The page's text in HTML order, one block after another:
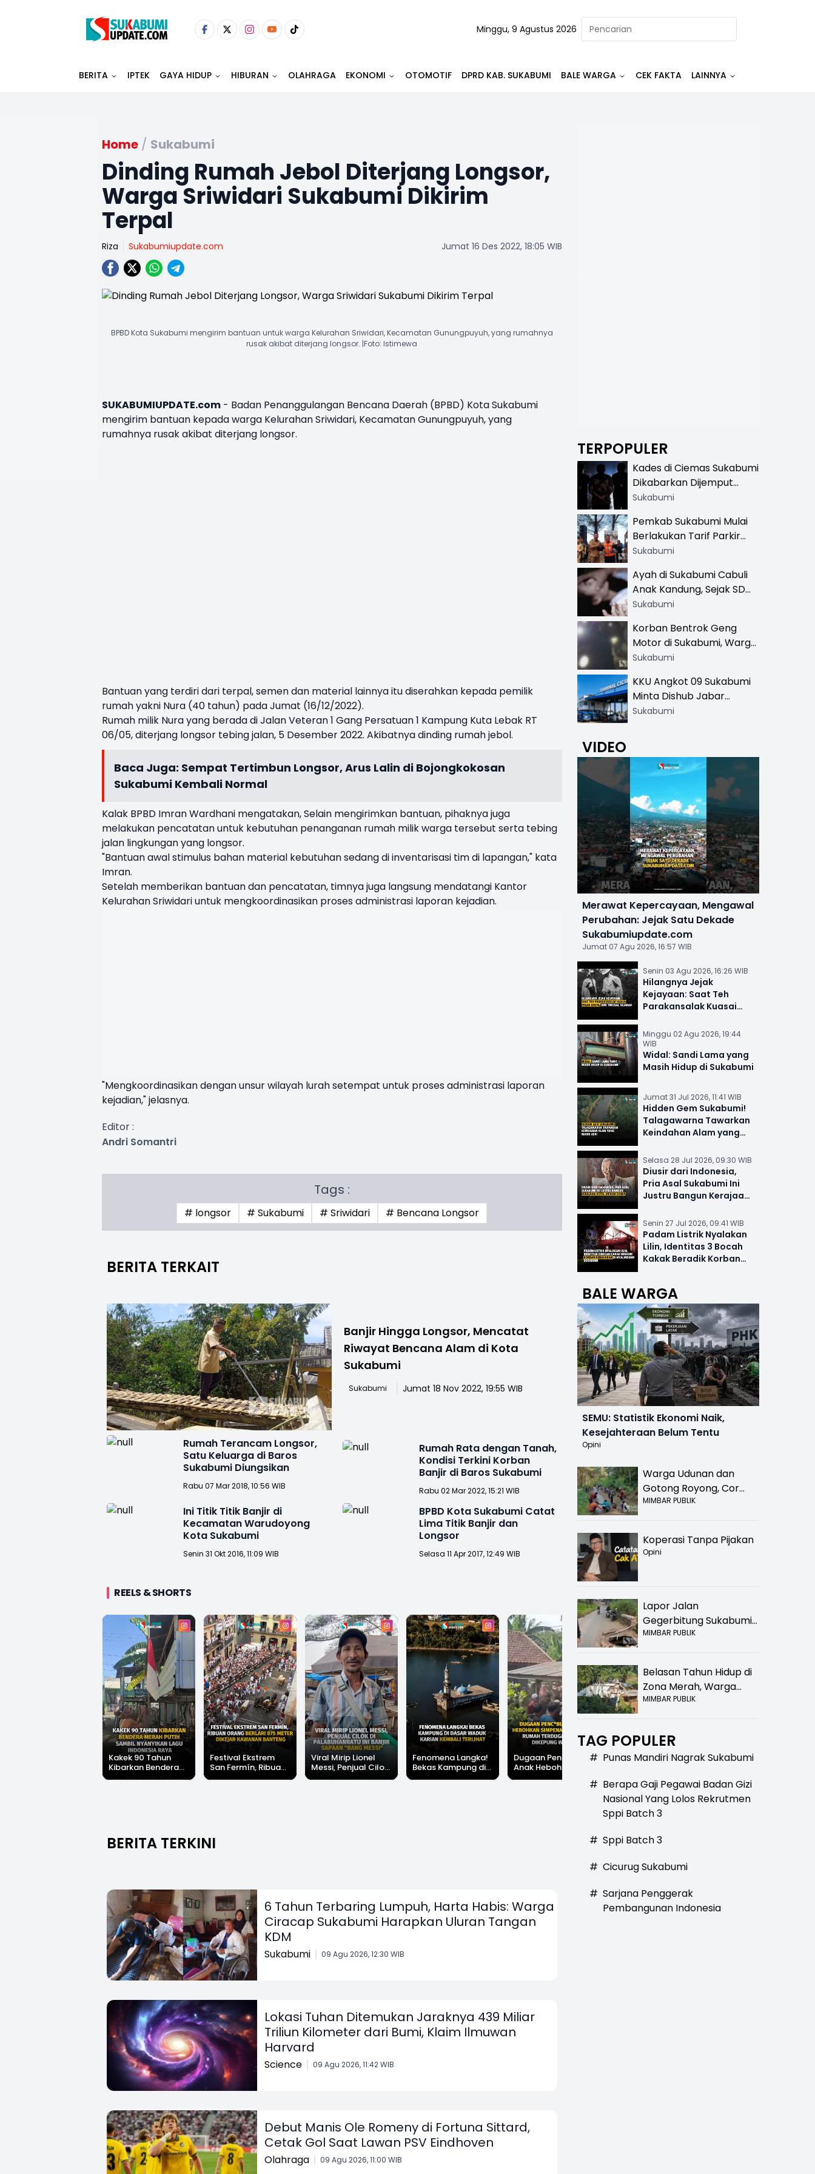
Minggu, 9 Agustus 2026
BERITA IPTEK GAYA HIDUP HIBURAN OLAHRAGA EKONOMI OTOMOTIF DPRD KAB. SUKABUMI BALE WARGA CEK FAKTA LAINNYA
Home / Sukabumi
Dinding Rumah Jebol Diterjang Longsor,
Warga Sriwidari Sukabumi Dikirim
Terpal
Riza Sukabumiupdate.com Jumat 16 Des 2022, 18:05 WIB
BPBD Kota Sukabumi mengirim bantuan untuk warga Kelurahan Sriwidari, Kecamatan Gunungpuyuh, yang rumahnya
rusak akibat diterjang longsor. |Foto: Istimewa
SUKABUMIUPDATE.com - Badan Penanggulangan Bencana Daerah (BPBD) KotaSukabumi
mengirim bantuan kepada warga KelurahanSriwidari, Kecamatan Gunungpuyuh, yang
rumahnya rusak akibat diterjang longsor.
Bantuan yang terdiri dari terpal, semen dan material lainnya itu diserahkan kepada pemilik
rumah yakni Nura (40 tahun) pada Jumat (16/12/2022).
Rumah milik Nura yang berada di Jalan Veteran 1 Gang Persatuan 1 Kampung Kuta Lebak RT
06/05, diterjang longsor tebing jalan, 5 Desember 2022. Akibatnya dinding rumah jebol.
Baca Juga: Sempat Tertimbun Longsor, Arus Lalin di Bojongkokosan
Sukabumi Kembali Normal
Kalak BPBD Imran Wardhani mengatakan, Selain mengirimkan bantuan, pihaknya juga
melakukan pencatatan untuk kebutuhan penanganan rumah milik warga tersebut serta tebing
jalan lingkungan yang longsor.
"Bantuan awal stimulus bahan material kebutuhan sedang di inventarisasi tim di lapangan," kata
Imran.
Setelah memberikan bantuan dan pencatatan, timnya juga langsung mendatangi Kantor
Kelurahan Sriwidari untuk mengkoordinasikan proses administrasi laporan kejadian.
"Mengkoordinasikan dengan unsur wilayah lurah setempat untuk proses administrasi laporan
kejadian," jelasnya.
Editor :
Andri Somantri
Tags :
# longsor # Sukabumi # Sriwidari # Bencana Longsor
BERITA TERKAIT
Banjir Hingga Longsor, Mencatat
Riwayat Bencana Alam di Kota
Sukabumi
Sukabumi Jumat 18 Nov 2022, 19:55 WIB
Rumah Terancam Longsor,
Satu Keluarga di Baros
Sukabumi Diungsikan
Rabu 07 Mar 2018, 10:56 WIB
Rumah Rata dengan Tanah,
Kondisi Terkini Korban
Banjir di Baros Sukabumi
Rabu 02 Mar 2022, 15:21 WIB
Ini Titik Titik Banjir di
Kecamatan Warudoyong
Kota Sukabumi
Senin 31 Okt 2016, 11:09 WIB
BPBD Kota Sukabumi Catat
Lima Titik Banjir dan
Longsor
Selasa 11 Apr 2017, 12:49 WIB
REELS & SHORTS
Kakek 90 Tahun
Kibarkan Bendera
Merah Putih Sambil
Festival Ekstrem
San Fermín, Ribuan
Orang Berlari 875
Viral Mirip Lionel
Messi, Penjual Cilok
di Palabuhanratu Ini
Fenomena Langka!
Bekas Kampung di
Dasar Waduk Karian
Dugaan Penc*bulan
Anak Hebohkan
Simpenan
Merawat
Perubahan: Jejak
Satu Dekade
Sukabumiupdate.com
Hilangnya Jejak
Kuasai Pasar Eropa,
Kini Tinggal Sejarah
BERITA TERKINI
6 Tahun Terbaring Lumpuh, Harta Habis: Warga
Ciracap Sukabumi Harapkan Uluran Tangan
KDM
Sukabumi 09 Agu 2026, 12:30 WIB
Lokasi Tuhan Ditemukan Jaraknya 439 Miliar
Triliun Kilometer dari Bumi, Klaim Ilmuwan
Harvard
Science 09 Agu 2026, 11:42 WIB
Debut Manis Ole Romeny di Fortuna Sittard,
Cetak Gol Saat Lawan PSV Eindhoven
Olahraga 09 Agu 2026, 11:00 WIB
TERPOPULER
Kades di Ciemas Sukabumi
Dikabarkan Dijemput
Satnarkoba, Polisi
Sukabumi
Pemkab Sukabumi Mulai
Berlakukan Tarif Parkir
Resmi di 13 Lokasi Wisata,
Khusus
Sukabumi
Ayah di Sukabumi Cabuli
Anak Kandung, Sejak SD
Hingga SMA
Sukabumi
Korban Bentrok Geng
Motor di Sukabumi, Warga
dan Sopir Tangki
Sukabumi
KKU Angkot 09 Sukabumi
Minta Dishub Jabar
Tertibkan Trayek Ciawi-
Sukabumi
VIDEO
Merawat Kepercayaan, Mengawal
Perubahan: Jejak Satu Dekade
Sukabumiupdate.com
Jumat 07 Agu 2026, 16:57 WIB
Senin 03 Agu 2026, 16:26 WIB
Hilangnya Jejak
Kejayaan: Saat Teh
Parakansalak Kuasai
Sejarah
Minggu 02 Agu 2026, 19:44
WIB
Widal: Sandi Lama yang
Masih Hidup di Sukabumi
Jumat 31 Jul 2026, 11:41 WIB
Hidden Gem Sukabumi!
Talagawarna Tawarkan
Keindahan Alam yang
Selasa 28 Jul 2026, 09:30 WIB
Diusir dari Indonesia,
Pria Asal Sukabumi Ini
Justru Bangun Kerajaan
Senin 27 Jul 2026, 09:41 WIB
Padam Listrik Nyalakan
Lilin, Identitas 3 Bocah
Kakak Beradik Korban
BALE WARGA
SEMU: Statistik Ekonomi Naik,
Kesejahteraan Belum Tentu
Opini
Warga Udunan dan
Gotong Royong, Cor
Jalan Hancur di
MIMBAR PUBLIK
Koperasi Tanpa Pijakan
Opini
Lapor Jalan
Gegerbitung Sukabumi
Bolong! Bahaya Bagi
MIMBAR PUBLIK
Belasan Tahun Hidup di
Zona Merah, Warga
Kampung Nangewer
Relokasi
MIMBAR PUBLIK
TAG POPULER
# Punas Mandiri Nagrak Sukabumi
# Berapa Gaji Pegawai Badan Gizi
Nasional Yang Lolos Rekrutmen
Sppi Batch 3
# Sppi Batch 3
# Cicurug Sukabumi
# Sarjana Penggerak
Pembangunan Indonesia